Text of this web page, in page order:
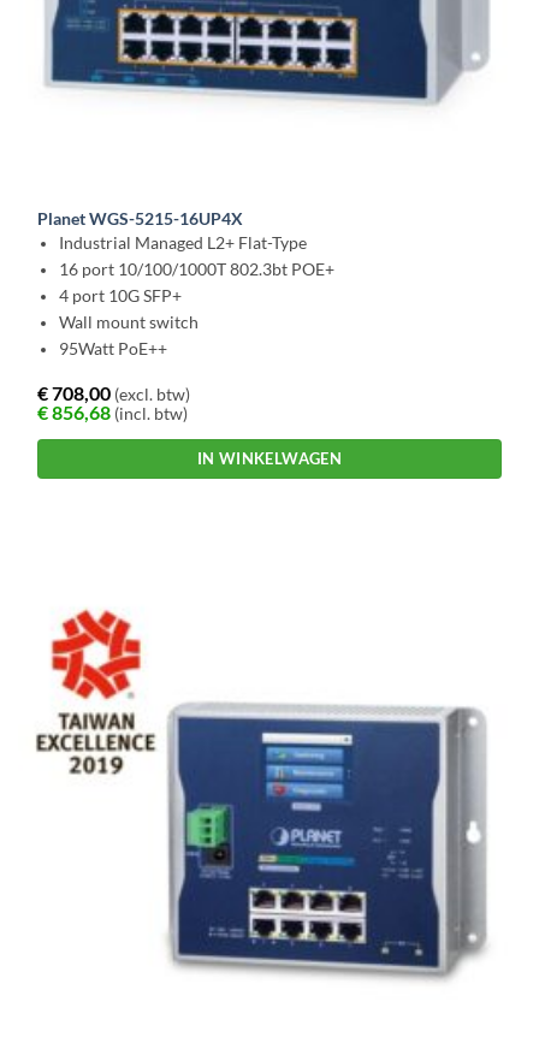
Planet WGS-5215-16UP4X
Industrial Managed L2+ Flat-Type
16 port 10/100/1000T 802.3bt POE+
4 port 10G SFP+
Wall mount switch
95Watt PoE++
€708,00 (excl. btw)
€856,68 (incl. btw)
IN WINKELWAGEN